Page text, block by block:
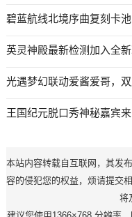
碧蓝航线北境序曲复刻卡池
英灵神殿最新检测加入全
光遇梦幻联动爱酱爱哥，
王国纪元脱口秀神秘嘉宾来
本站内容转载自互联网，其发
容的侵犯您的权益，烦请提交
将